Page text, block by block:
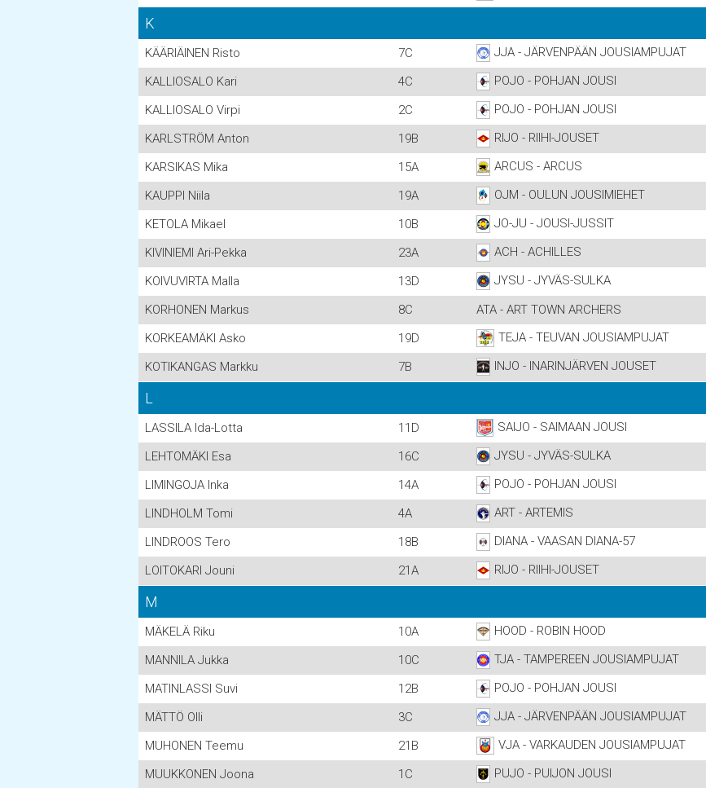
K
KÄÄRIÄINEN Risto 7C JJA - JÄRVENPÄÄN JOUSIAMPUJAT
KALLIOSALO Kari
4C POJO - POHJAN JOUSI
KALLIOSALO Virpi
2C POJO - POHJAN JOUSI
KARLSTRÖM Anton
19B RIJO - RIIHI-JOUSET
KARSIKAS Mika
15A ARCUS - ARCUS
KAUPPI Niila
19A OJM - OULUN JOUSIMIEHET
KETOLA Mikael
10B JO-JU - JOUSI-JUSSIT
KIVINIEMI Ari-Pekka
23A ACH - ACHILLES
KOIVUVIRTA Malla
13D JYSU - JYVÄS-SULKA
KORHONEN Markus
8C ATA - ART TOWN ARCHERS
KORKEAMÄKI Asko
19D TEJA - TEUVAN JOUSIAMPUJAT
KOTIKANGAS Markku
7B INJO - INARINJÄRVEN JOUSET
L
LASSILA Ida-Lotta 11D SAIJO - SAIMAAN JOUSI
LEHTOMÄKI Esa
16C JYSU - JYVÄS-SULKA
LIMINGOJA Inka
14A POJO - POHJAN JOUSI
LINDHOLM Tomi
4A ART - ARTEMIS
LINDROOS Tero
18B DIANA - VAASAN DIANA-57
LOITOKARI Jouni
21A RIJO - RIIHI-JOUSET
M
MÄKELÄ Riku 10A HOOD - ROBIN HOOD
MANNILA Jukka
10C TJA - TAMPEREEN JOUSIAMPUJAT
MATINLASSI Suvi
12B POJO - POHJAN JOUSI
MÄTTÖ Olli
3C JJA - JÄRVENPÄÄN JOUSIAMPUJAT
MUHONEN Teemu
21B VJA - VARKAUDEN JOUSIAMPUJAT
MUUKKONEN Joona
1C PUJO - PUIJON JOUSI